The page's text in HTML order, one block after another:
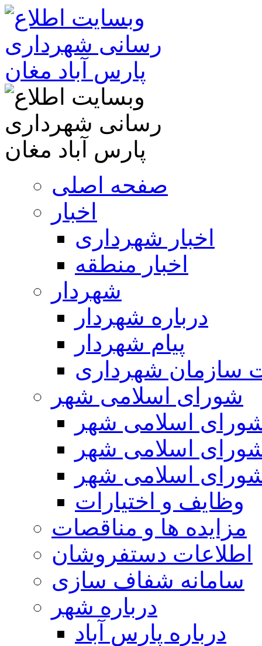
صفحه اصلی
اخبار
اخبار شهرداری
اخبار منطقه
شهردار
درباره شهردار
پیام شهردار
سازمان شهرداری
شورای اسلامی شهر
اسلامی شهر
اسلامی شهر
اسلامی شهر
وظایف و اختیارات
مزایده ها و مناقصات
اطلاعات دستفروشان
سامانه شفاف سازی
درباره شهر
درباره پارس آباد